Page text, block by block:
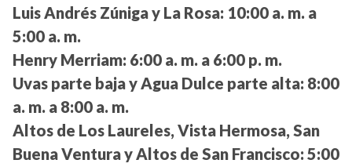
Luis Andrés Zúniga y La Rosa: 10:00 a. m. a
5:00 a. m.
Henry Merriam: 6:00 a. m. a 6:00 p. m.
Uvas parte baja y Agua Dulce parte alta: 8:00
a. m. a 8:00 a. m.
Altos de Los Laureles, Vista Hermosa, San
Buena Ventura y Altos de San Francisco: 5:00